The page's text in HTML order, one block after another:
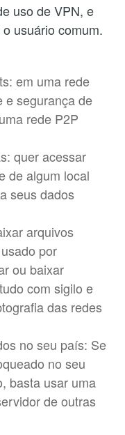
uso de VPN, e
usuário comum.
em uma rede
e segurança de
rede P2P
quer acessar
de algum local
seus dados
arquivos
por
ou baixar
com sigilo e
das redes
no seu país: Se
no seu
basta usar uma
de outras